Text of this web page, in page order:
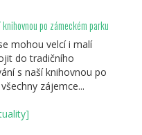
po zámeckém parku
mohou velcí i malí
do tradičního
s naší knihovnou po
zájemce...